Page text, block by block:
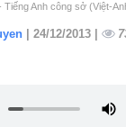
Anh công sở (Việt-
| 24/12/2013 |